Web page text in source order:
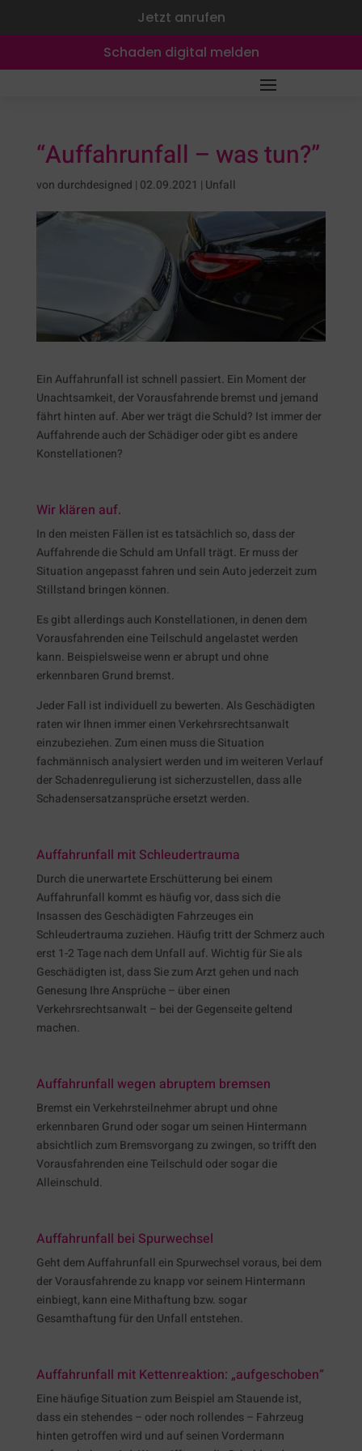
Schaden digital melden
Jetzt anrufen
“Auffahrunfall – was tun?”
von durchdesigned | 02.09.2021 | Unfall
Ein Auffahrunfall ist schnell passiert. Ein Moment der
Unachtsamkeit, der Vorausfahrende bremst und jemand
fährt hinten auf. Aber wer trägt die Schuld? Ist immer der
Auffahrende auch der Schädiger oder gibt es andere
Konstellationen?
Wir klären auf.
In den meisten Fällen ist es tatsächlich so, dass der
Auffahrende die Schuld am Unfall trägt. Er muss der
Situation angepasst fahren und sein Auto jederzeit zum
Stillstand bringen können.
Es gibt allerdings auch Konstellationen, in denen dem
Vorausfahrenden eine Teilschuld angelastet werden
kann. Beispielsweise wenn er abrupt und ohne
erkennbaren Grund bremst.
Jeder Fall ist individuell zu bewerten. Als Geschädigten
raten wir Ihnen immer einen Verkehrsrechtsanwalt
einzubeziehen. Zum einen muss die Situation
fachmännisch analysiert werden und im weiteren Verlauf
der Schadenregulierung ist sicherzustellen, dass alle
Schadensersatzansprüche ersetzt werden.
Auffahrunfall mit Schleudertrauma
Durch die unerwartete Erschütterung bei einem
Auffahrunfall kommt es häufig vor, dass sich die
Insassen des Geschädigten Fahrzeuges ein
Schleudertrauma zuziehen. Häufig tritt der Schmerz auch
erst 1-2 Tage nach dem Unfall auf. Wichtig für Sie als
Geschädigten ist, dass Sie zum Arzt gehen und nach
Genesung Ihre Ansprüche – über einen
Verkehrsrechtsanwalt – bei der Gegenseite geltend
machen.
Auffahrunfall wegen abruptem bremsen
Bremst ein Verkehrsteilnehmer abrupt und ohne
erkennbaren Grund oder sogar um seinen Hintermann
absichtlich zum Bremsvorgang zu zwingen, so trifft den
Vorausfahrenden eine Teilschuld oder sogar die
Alleinschuld.
Auffahrunfall bei Spurwechsel
Geht dem Auffahrunfall ein Spurwechsel voraus, bei dem
der Vorausfahrende zu knapp vor seinem Hintermann
einbiegt, kann eine Mithaftung bzw. sogar
Gesamthaftung für den Unfall entstehen.
Auffahrunfall mit Kettenreaktion: „aufgeschoben“
Eine häufige Situation zum Beispiel am Stauende ist,
dass ein stehendes – oder noch rollendes – Fahrzeug
hinten getroffen wird und auf seinen Vordermann